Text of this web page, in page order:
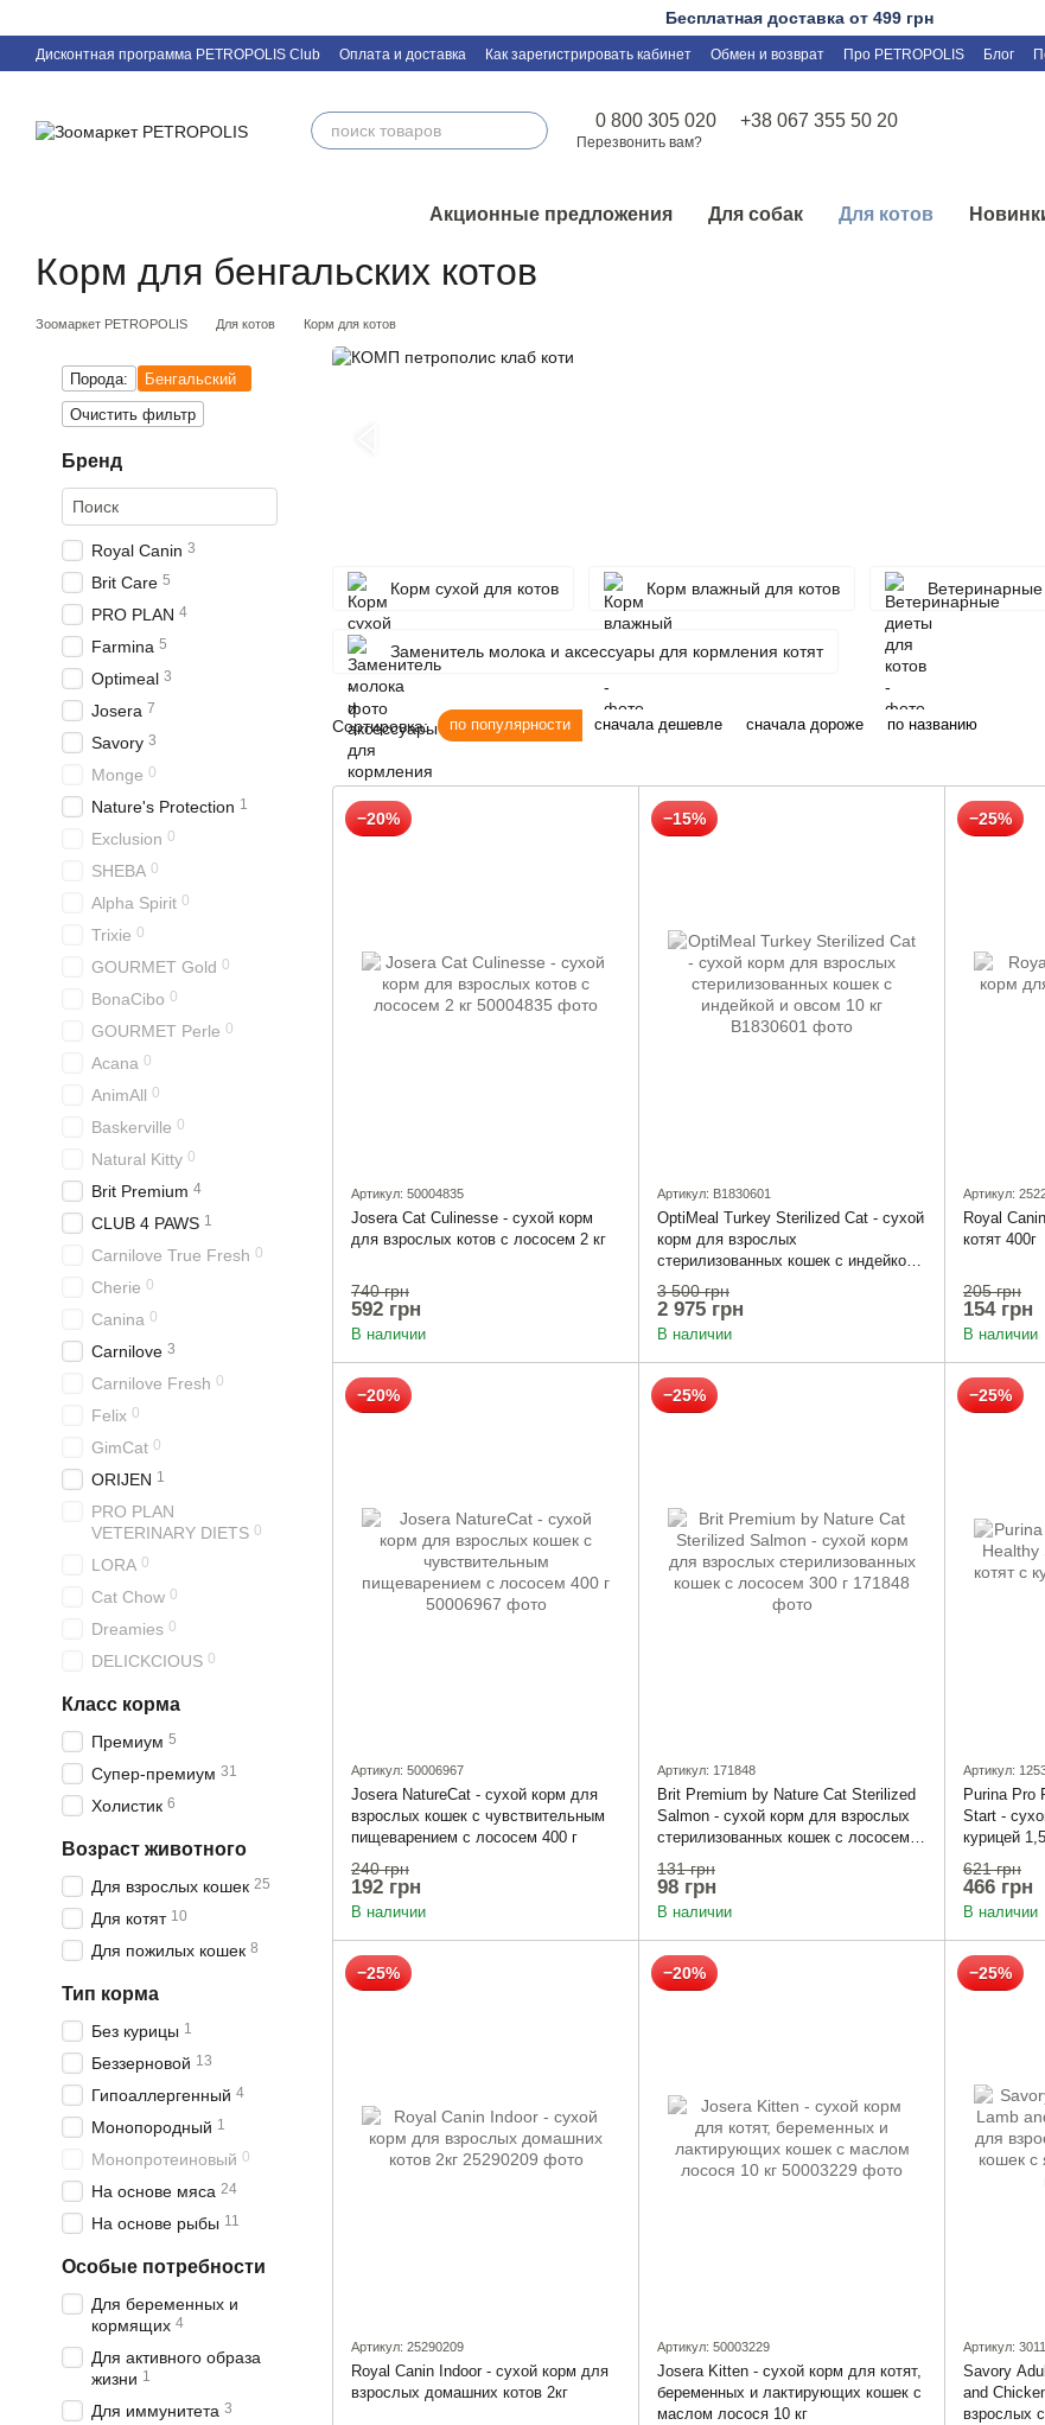
Бесплатная доставка от 499 грн
Дисконтная программа PETROPOLIS Club Оплата и доставка Как зарегистрировать кабинет Обмен и возврат Про PETROPOLIS Блог
0 800 305 020 +38 067 355 50 20
Перезвонить вам?
Акционные предложения Для собак Для котов
Корм для бенгальских котов
Зоомаркет PETROPOLIS Для котов Корм для котов
Корм сухой для котов Корм влажный для котов
Заменитель молока и аксессуары для кормления котят
Сортировка: по популярности сначала дешевле сначала дороже по названию
−20%
Артикул: 50004835
Josera Cat Culinesse - сухой корм
для взрослых котов с лососем 2 кг
740 грн
592 грн
В наличии
−15%
Артикул: B1830601
OptiMeal Turkey Sterilized Cat - сухой
корм для взрослых
стерилизованных кошек с индейкой
и овсом 10 кг
3 500 грн
2 975 грн
В наличии
−25%
Артикул:
Royal
котят 400г
205 грн
154 грн
В наличии
−20%
Артикул: 50006967
Josera NatureCat - сухой корм для
взрослых кошек с чувствительным
пищеварением с лососем 400 г
240 грн
192 грн
В наличии
−25%
Артикул: 171848
Brit Premium by Nature Cat Sterilized
Salmon - сухой корм для взрослых
стерилизованных кошек с лососем
300 г
131 грн
98 грн
В наличии
−25%
Артикул:
Purina Pro
Start -
курицей
621 грн
466 грн
В наличии
−25%
Артикул: 25290209
Royal Canin Indoor - сухой корм для
взрослых домашних котов 2кг
−20%
Артикул: 50003229
Josera Kitten - сухой корм для котят,
беременных и лактирующих кошек с
маслом лосося 10 кг
−25%
Артикул:
Savory
and
взрослых
Порода:
Бенгальский
Очистить фильтр
Бренд
Royal Canin 3
Brit Care 5
PRO PLAN 4
Farmina 5
Optimeal 3
Josera 7
Savory 3
Monge 0
Nature's Protection 1
Exclusion 0
SHEBA 0
Alpha Spirit 0
Trixie 0
GOURMET Gold 0
BonaCibo 0
GOURMET Perle 0
Acana 0
AnimAll 0
Baskerville 0
Natural Kitty 0
Brit Premium 4
CLUB 4 PAWS 1
Carnilove True Fresh 0
Cherie 0
Canina 0
Carnilove 3
Carnilove Fresh 0
Felix 0
GimCat 0
ORIJEN 1
PRO PLAN
VETERINARY DIETS 0
LORA 0
Cat Chow 0
Dreamies 0
DELICKCIOUS 0
Класс корма
Премиум 5
Супер-премиум 31
Холистик 6
Возраст животного
Для взрослых кошек 25
Для котят 10
Для пожилых кошек 8
Тип корма
Без курицы 1
Беззерновой 13
Гипоаллергенный 4
Монопородный 1
Монопротеиновый 0
На основе мяса 24
На основе рыбы 11
Особые потребности
Для беременных и
кормящих 4
Для активного образа
жизни 1
Для иммунитета 3